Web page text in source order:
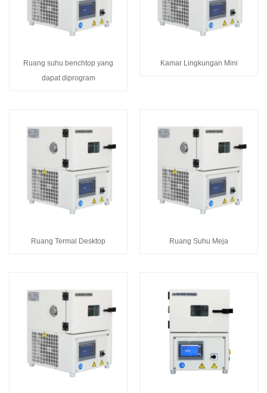
Ruang suhu benchtop yang
dapat diprogram
Kamar Lingkungan Mini
Ruang Termal Desktop Ruang Suhu Meja